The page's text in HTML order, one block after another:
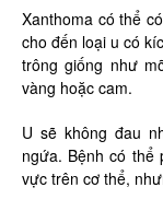
Xanthoma có thể
cho đến loại u có
trông giống như
vàng hoặc cam.
U sẽ không đau
ngứa. Bệnh có thể
vực trên cơ thể,